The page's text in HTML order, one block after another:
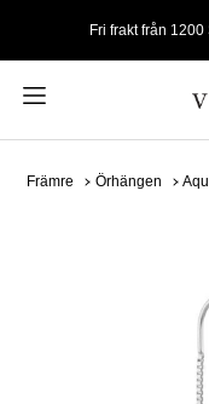
Fri frakt från
Främre Örhängen